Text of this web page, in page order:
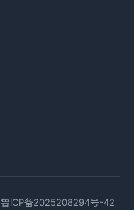
鲁ICP备2025208294号-42